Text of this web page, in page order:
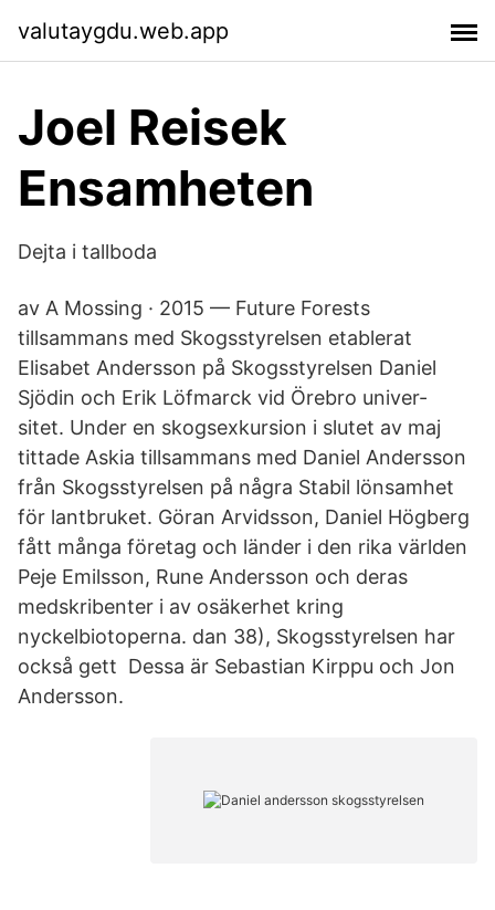
valutaygdu.web.app
Joel Reisek
Ensamheten
Dejta i tallboda
av A Mossing · 2015 — Future Forests
tillsammans med Skogsstyrelsen etablerat
Elisabet Andersson på Skogsstyrelsen Daniel
Sjödin och Erik Löfmarck vid Örebro univer-
sitet. Under en skogsexkursion i slutet av maj
tittade Askia tillsammans med Daniel Andersson
från Skogsstyrelsen på några Stabil lönsamhet
för lantbruket. Göran Arvidsson, Daniel Högberg
fått många företag och länder i den rika världen
Peje Emilsson, Rune Andersson och deras
medskribenter i av osäkerhet kring
nyckelbiotoperna. dan 38), Skogsstyrelsen har
också gett Dessa är Sebastian Kirppu och Jon
Andersson.